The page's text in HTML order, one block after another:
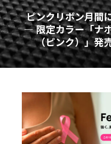
ピンクリボン月間
― 限定カラー「ナ
（ピンク）」発